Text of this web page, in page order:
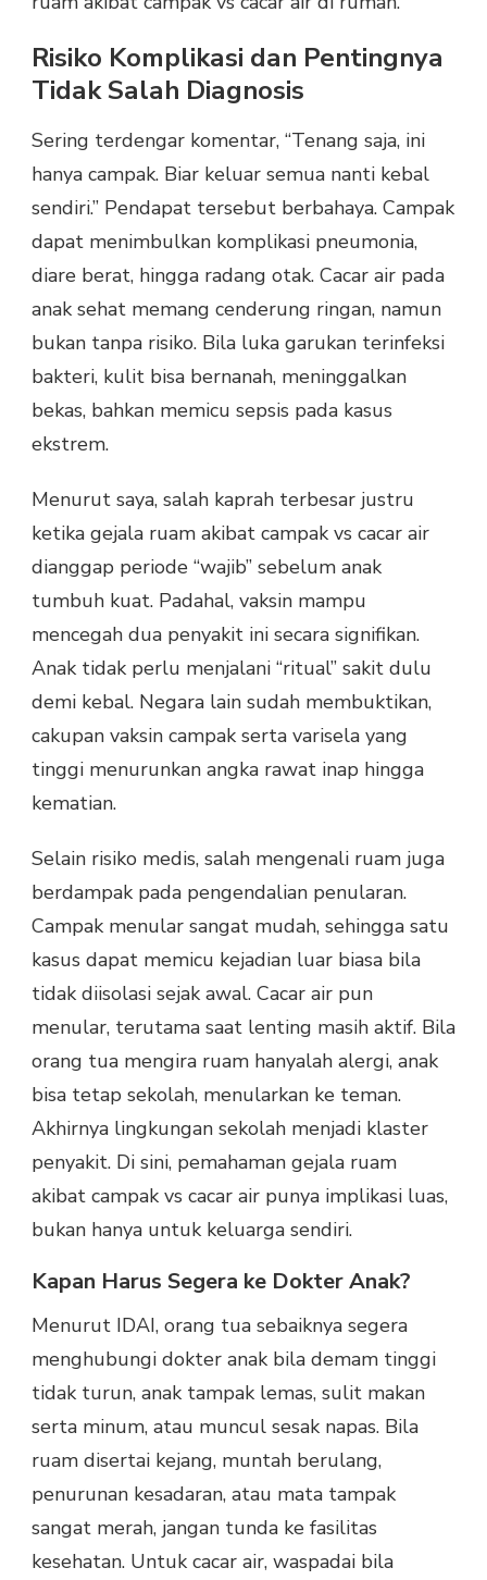
Risiko Komplikasi dan Pentingnya
Tidak Salah Diagnosis
Sering terdengar komentar, “Tenang saja, ini
hanya campak. Biar keluar semua nanti kebal
sendiri.” Pendapat tersebut berbahaya. Campak
dapat menimbulkan komplikasi pneumonia,
diare berat, hingga radang otak. Cacar air pada
anak sehat memang cenderung ringan, namun
bukan tanpa risiko. Bila luka garukan terinfeksi
bakteri, kulit bisa bernanah, meninggalkan
bekas, bahkan memicu sepsis pada kasus
ekstrem.
Menurut saya, salah kaprah terbesar justru
ketika gejala ruam akibat campak vs cacar air
dianggap periode “wajib” sebelum anak
tumbuh kuat. Padahal, vaksin mampu
mencegah dua penyakit ini secara signifikan.
Anak tidak perlu menjalani “ritual” sakit dulu
demi kebal. Negara lain sudah membuktikan,
cakupan vaksin campak serta varisela yang
tinggi menurunkan angka rawat inap hingga
kematian.
Selain risiko medis, salah mengenali ruam juga
berdampak pada pengendalian penularan.
Campak menular sangat mudah, sehingga satu
kasus dapat memicu kejadian luar biasa bila
tidak diisolasi sejak awal. Cacar air pun
menular, terutama saat lenting masih aktif. Bila
orang tua mengira ruam hanyalah alergi, anak
bisa tetap sekolah, menularkan ke teman.
Akhirnya lingkungan sekolah menjadi klaster
penyakit. Di sini, pemahaman gejala ruam
akibat campak vs cacar air punya implikasi luas,
bukan hanya untuk keluarga sendiri.
Kapan Harus Segera ke Dokter Anak?
Menurut IDAI, orang tua sebaiknya segera
menghubungi dokter anak bila demam tinggi
tidak turun, anak tampak lemas, sulit makan
serta minum, atau muncul sesak napas. Bila
ruam disertai kejang, muntah berulang,
penurunan kesadaran, atau mata tampak
sangat merah, jangan tunda ke fasilitas
kesehatan. Untuk cacar air, waspadai bila